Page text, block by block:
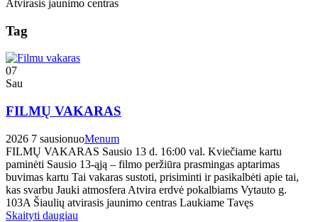
Atvirasis jaunimo centras
Tag
07
Sau
FILMŲ VAKARAS
2026 7 sausionuoMenum
FILMŲ VAKARAS Sausio 13 d. 16:00 val. Kviečiame kartu
paminėti Sausio 13-ąją – filmo peržiūra prasmingas aptarimas
buvimas kartu Tai vakaras sustoti, prisiminti ir pasikalbėti apie tai,
kas svarbu Jauki atmosfera Atvira erdvė pokalbiams Vytauto g.
103A Šiaulių atvirasis jaunimo centras Laukiame Tavęs
Skaityti daugiau